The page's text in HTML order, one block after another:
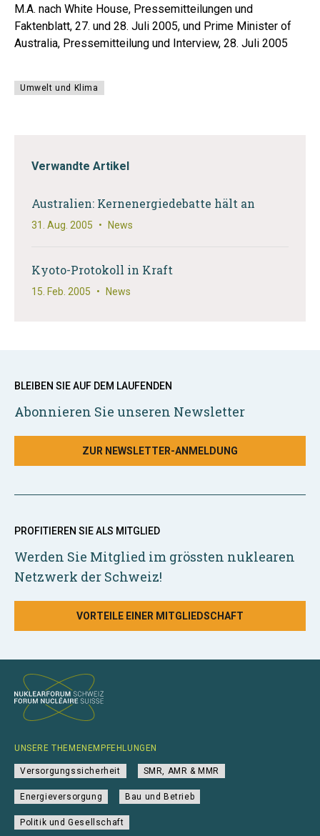
M.A. nach White House, Pressemitteilungen und
Faktenblatt, 27. und 28. Juli 2005, und Prime Minister of
Australia, Pressemitteilung und Interview, 28. Juli 2005
Umwelt und Klima
Verwandte Artikel
Australien: Kernenergiedebatte hält an
31. Aug. 2005 • News
Kyoto-Protokoll in Kraft
15. Feb. 2005 • News
BLEIBEN SIE AUF DEM LAUFENDEN
Abonnieren Sie unseren Newsletter
ZUR NEWSLETTER-ANMELDUNG
PROFITIEREN SIE ALS MITGLIED
Werden Sie Mitglied im grössten nuklearen
Netzwerk der Schweiz!
VORTEILE EINER MITGLIEDSCHAFT
UNSERE THEMENEMPFEHLUNGEN
Versorgungssicherheit SMR, AMR & MMR
Energieversorgung Bau und Betrieb
Politik und Gesellschaft